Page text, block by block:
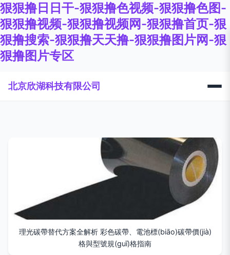
狠狠撸日日干-狠狠撸色视频-狠狠撸色图-
狠狠撸视频-狠狠撸视频网-狠狠撸首页-狠
狠撸搜索-狠狠撸天天撸-狠狠撸图片网-狠
狠撸图片专区
北京欣湖科技有限公司
理光碳帶替代方案全解析 彩色碳帶、電池標(biāo)碳帶價(jià)
格與型號規(guī)格指南